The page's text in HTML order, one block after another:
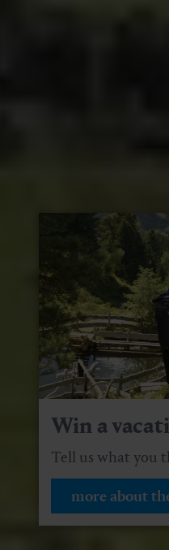
Win a
Tell us what you
more about